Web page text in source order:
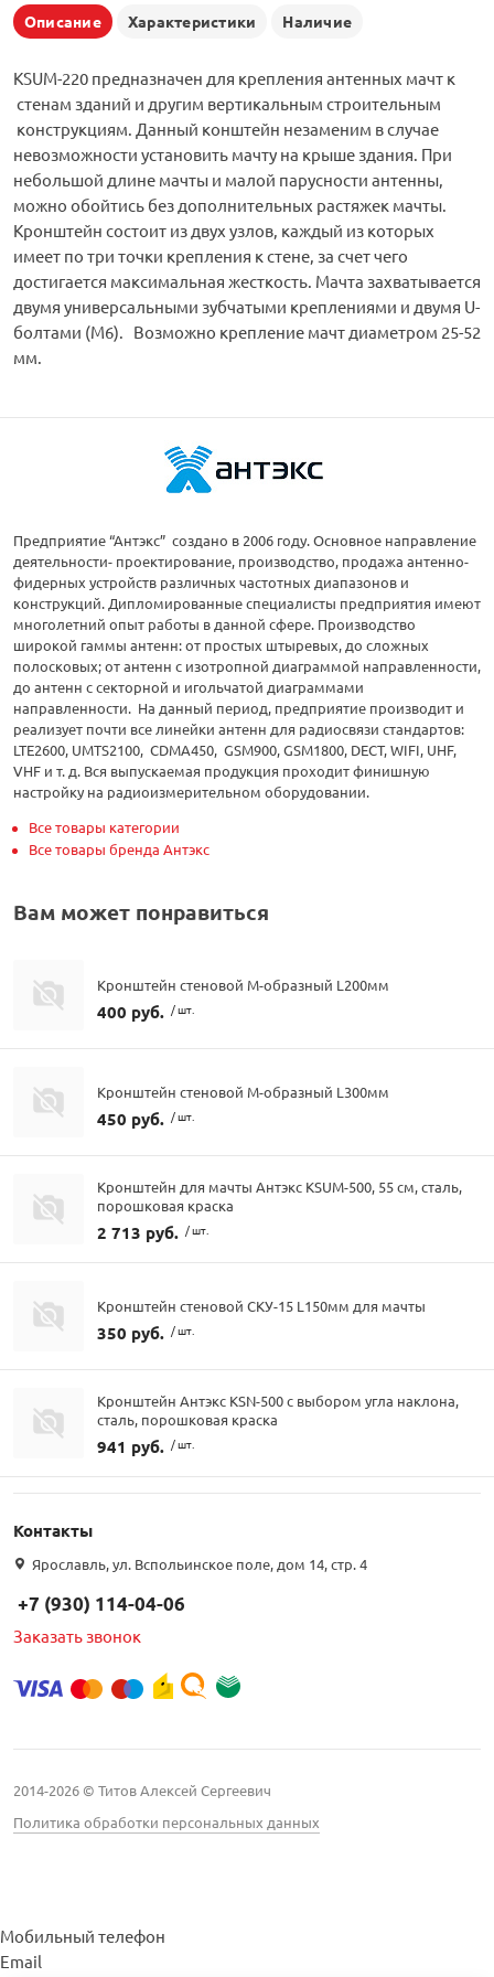
Описание Характеристики Наличие
KSUM-220 предназначен для крепления антенных мачт к
стенам зданий и другим вертикальным строительным
конструкциям. Данный конштейн незаменим в случае
невозможности установить мачту на крыше здания. При
небольшой длине мачты и малой парусности антенны,
можно обойтись без дополнительных растяжек мачты.
Кронштейн состоит из двух узлов, каждый из которых
имеет по три точки крепления к стене, за счет чего
достигается максимальная жесткость. Мачта захватывается
двумя универсальными зубчатыми креплениями и двумя U-
болтами (М6). Возможно крепление мачт диаметром 25-52
мм.
Предприятие “Антэкс” создано в 2006 году. Основное направление
деятельности- проектирование, производство, продажа антенно-
фидерных устройств различных частотных диапазонов и
конструкций. Дипломированные специалисты предприятия имеют
многолетний опыт работы в данной сфере. Производство
широкой гаммы антенн: от простых штыревых, до сложных
полосковых; от антенн с изотропной диаграммой направленности,
до антенн с секторной и игольчатой диаграммами
направленности. На данный период, предприятие производит и
реализует почти все линейки антенн для радиосвязи стандартов:
LTE2600, UMTS2100, CDMA450, GSM900, GSM1800, DECT, WIFI, UHF,
VHF и т. д. Вся выпускаемая продукция проходит финишную
настройку на радиоизмерительном оборудовании.
Все товары категории
Все товары бренда Антэкс
Вам может понравиться
Кронштейн стеновой М-образный L200мм
400 руб. / шт.
Кронштейн стеновой М-образный L300мм
450 руб. / шт.
Кронштейн для мачты Антэкс KSUM-500, 55 см, сталь,
порошковая краска
2 713 руб. / шт.
Кронштейн стеновой СКУ-15 L150мм для мачты
350 руб. / шт.
Кронштейн Антэкс KSN-500 с выбором угла наклона,
сталь, порошковая краска
941 руб. / шт.
Контакты
Ярославль, ул. Вспольинское поле, дом 14, стр. 4
+7 (930) 114-04-06
Заказать звонок
2014-2026 © Титов Алексей Сергеевич
Политика обработки персональных данных
Мобильный телефон
Email